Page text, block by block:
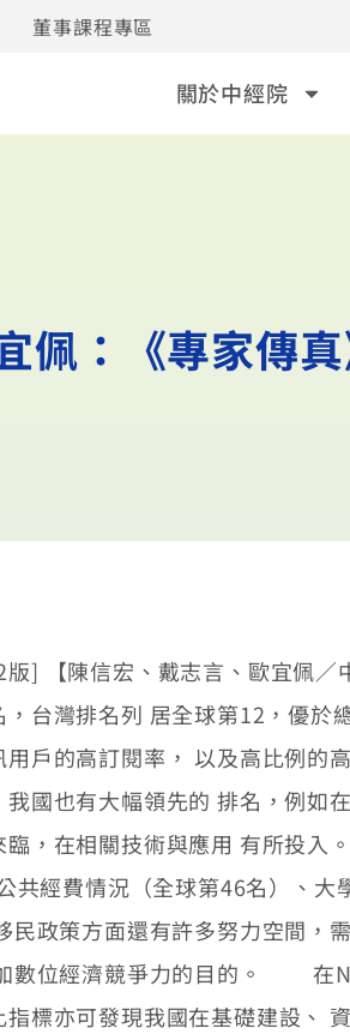
董事課程專區
關於中經院
佩：《專家傳
] 【陳信宏、戴志言、歐宜佩
台灣排名列 居全球第12，優
戶的高訂閱率， 以及高比例
國也有大幅領先的 排名，例
臨，在相關技術與應用 有所投
共經費情況（全球第46名）、
民政策方面還有許多努力空間
數位經濟競爭力的目的。 在
標亦可發現我國在基礎建設、